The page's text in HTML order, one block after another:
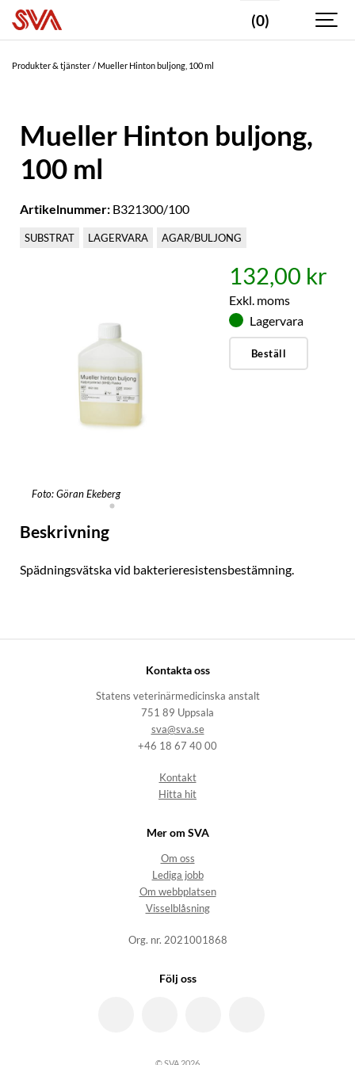
(0)
Produkter & tjänster Mueller Hinton buljong, 100 ml
Mueller Hinton buljong,
100 ml
Artikelnummer: B321300/100
SUBSTRAT LAGERVARA AGAR/BULJONG
Foto: Göran Ekeberg
132,00 kr
Exkl. moms
Lagervara
Beställ
Beskrivning
Spädningsvätska vid bakterieresistensbestämning.
Kontakta oss
Statens veterinärmedicinska anstalt
751 89 Uppsala
sva@sva.se
+46 18 67 40 00
Kontakt
Hitta hit
Mer om SVA
Om oss
Lediga jobb
Om webbplatsen
Visselblåsning
Org. nr. 2021001868
Följ oss
© SVA 2026